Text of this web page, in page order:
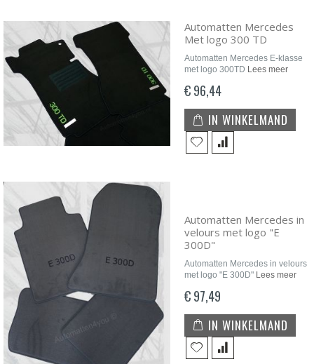
Automatten Mercedes
Met logo 300 TD
Automatten Mercedes E-klasse
met logo 300TD Lees meer
€ 96,44
IN WINKELMAND
Automatten Mercedes in
velours met logo "E
300D"
Automatten Mercedes in velours
met logo "E 300D" Lees meer
€ 97,49
IN WINKELMAND